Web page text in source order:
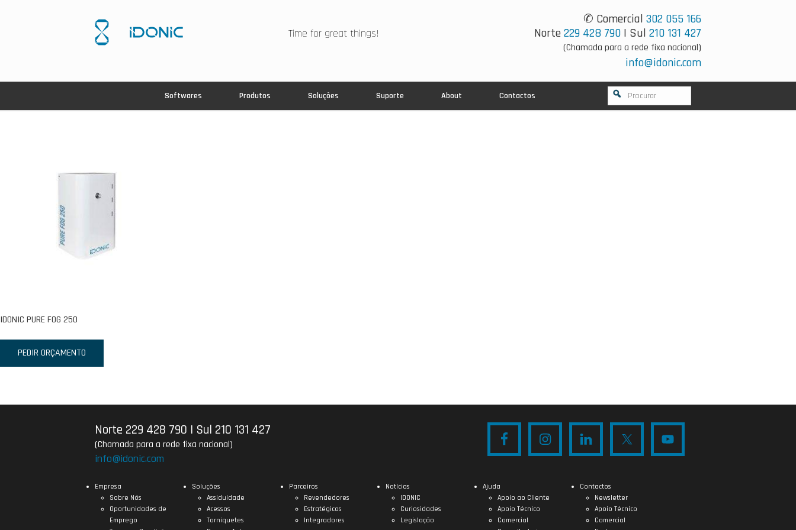
Time for great things!
✆ Comercial 302 055 166
Norte229 428 790 | Sul 210 131 427
(Chamada para a rede fixa nacional)
info@idonic.com
Softwares Produtos Soluções Suporte About Contactos
IDONIC PURE FOG 250
PEDIR ORÇAMENTO
Norte 229 428 790 | Sul 210 131 427
(Chamada para a rede fixa nacional)
info@idonic.com
Empresa
Sobre Nós
Oportunidades de
Emprego
Soluções
Assiduidade
Acessos
Torniquetes
Parceiros
Revendedores
Estratégicos
Integradores
Notícias
IDONIC
Curiosidades
Legislação
Ajuda
Apoio ao Cliente
Apoio Técnico
Comercial
Contactos
Newsletter
Apoio Técnico
Comercial